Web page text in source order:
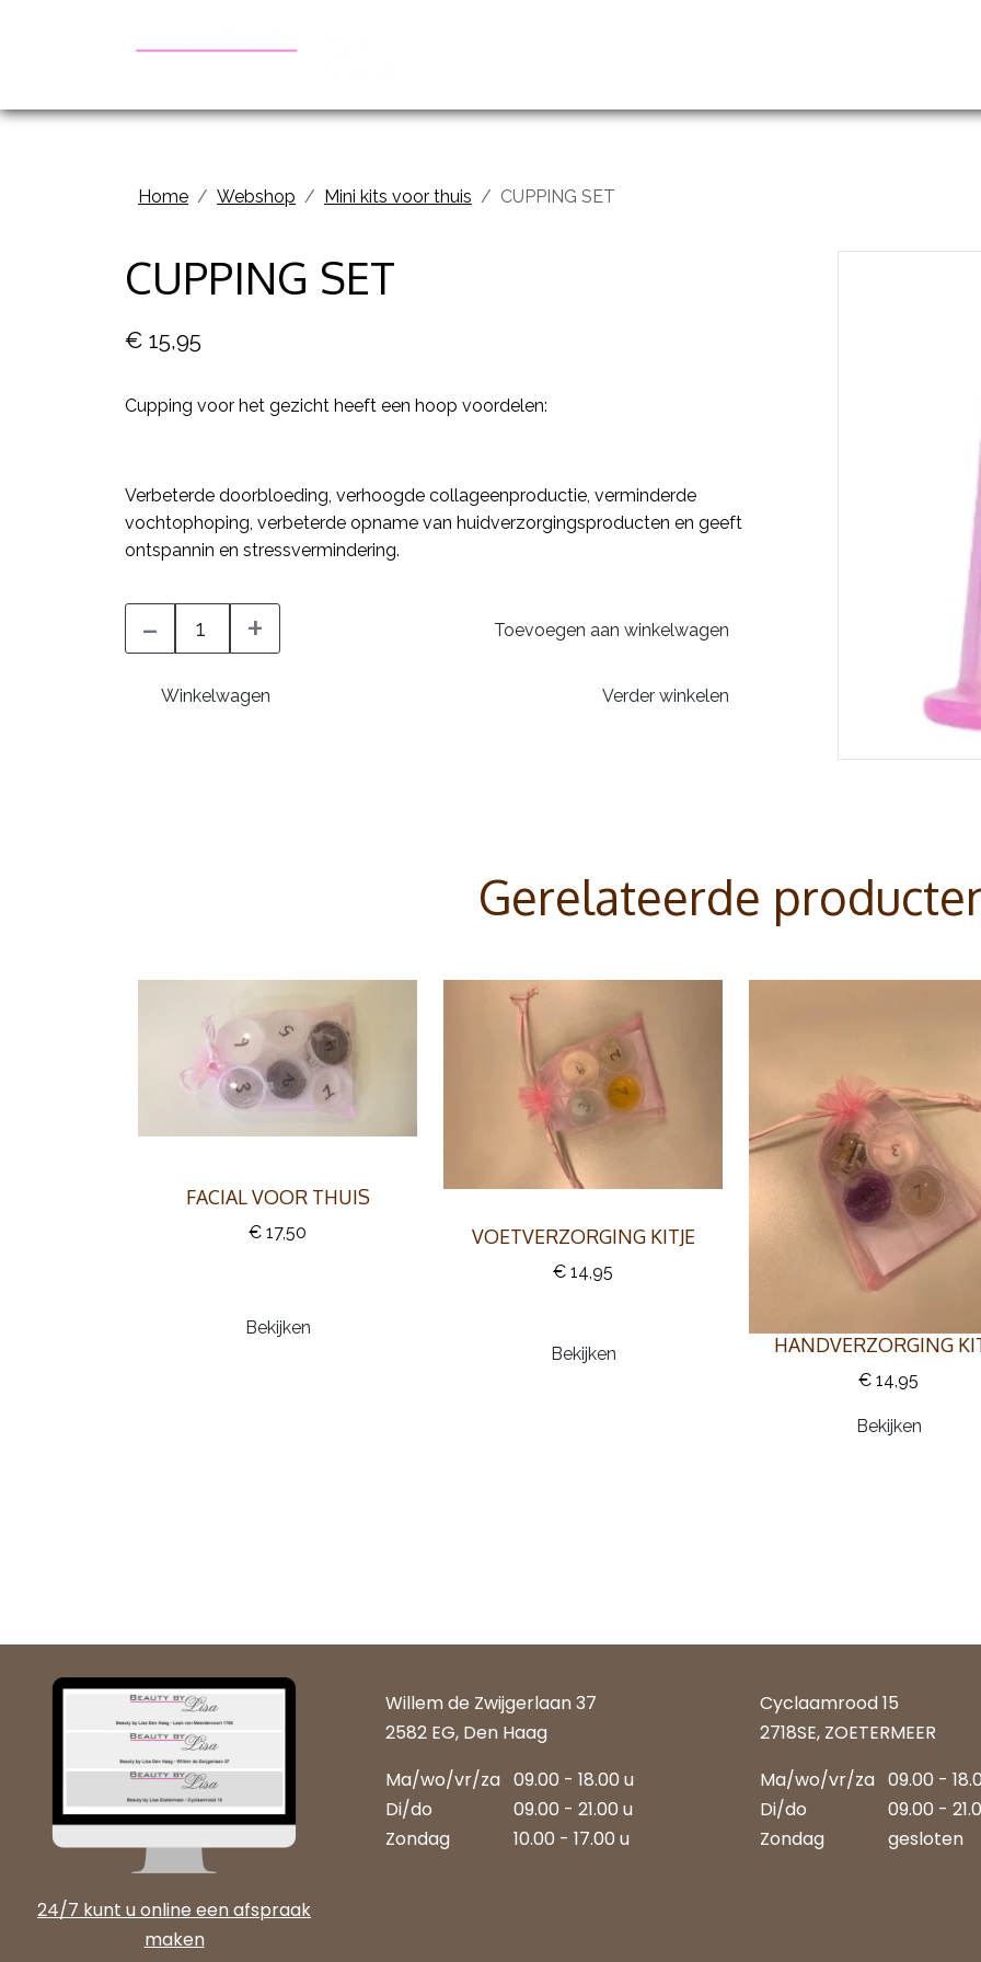
Home Webshop Mini kits voor thuis CUPPING SET
CUPPING SET
€ 15,95
Cupping voor het gezicht heeft een hoop voordelen:
Verbeterde doorbloeding, verhoogde collageenproductie, verminderde
vochtophoping, verbeterde opname van huidverzorgingsproducten en geeft
ontspannin en stressvermindering.
- + Toevoegen aan winkelwagen
Winkelwagen Verder winkelen
Gerelateerde
FACIAL VOOR THUIS
€ 17,50
Bekijken
VOETVERZORGING KITJE
€ 14,95
Bekijken HANDVERZORGING
€ 14,95
Bekijken
24/7 kunt u online een afspraak
maken
Willem de Zwijgerlaan 37
2582 EG, Den Haag
Ma/wo/vr/za 09.00 - 18.00 u
Di/do
09.00 - 21.00 u
Zondag
10.00 - 17.00 u
Cyclaamrood 15
2718SE, ZOETERMEER
Ma/wo/vr/za 09.00 -
Di/do
09.00 -
Zondag
gesloten